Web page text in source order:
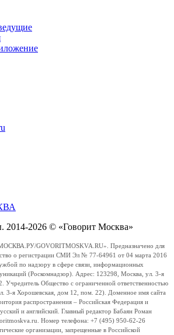
2014-2026 © «Говорит Москва»
GOVORITMOSKVA.RU». Предназначено для
о регистрации СМИ Эл № 77-64961 от 04 марта 2016
по надзору в сфере связи, информационных
(Роскомнадзор). Адрес: 123298, Москва, ул. 3-я
Учредитель Общество с ограниченной ответственностью
я Хорошевская, дом 12, пом. 22). Доменное имя сайта
распространения – Российская Федерация и
и английский. Главный редактор Бабаян Роман
Номер телефона: +7 (495) 950-62-26
организации, запрещенные в Российской